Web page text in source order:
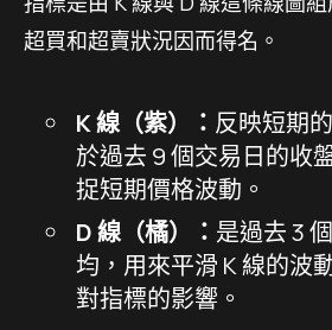
超買和超賣狀況因而得名。
K 線（紫）： 反映短期
於過去 9 個交易日的收
捉短期價格波動。
D 線（橘）： 是過去 3
均，用來平滑 K 線的波
對指標的影響。